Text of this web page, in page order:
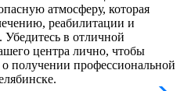
атмосферу, которая
реабилитации и
Убедитесь в отличной
центра лично, чтобы
получении профессиональной